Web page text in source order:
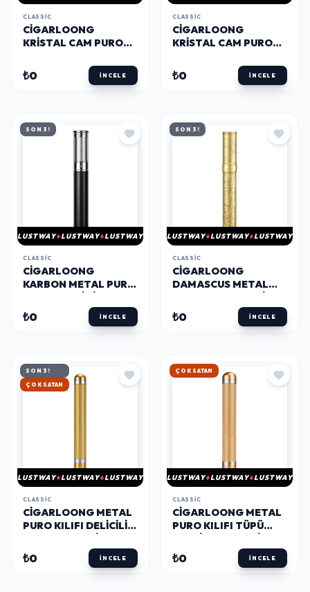
CLASSIC
CIGARLOONG
KRISTAL CAM PURO
SIYAH
₺0 İNCELE
CLASSIC
CIGARLOONG
KRISTAL CAM PURO
GOLD
₺0 İNCELE
SON 3!
LUSTWAY LUSTWAY LUSTWAY
CLASSIC
CIGARLOONG
KARBON METAL PURO
RING
₺0 İNCELE
SON 3!
LUSTWAY LUSTWAY LUSTWAY
CLASSIC
CIGARLOONG
DAMASCUS METAL
GOLD 56 RING
₺0 İNCELE
SON 3!
HIZLI KARGO
LUSTWAY LUSTWAY LUSTWAY
CLASSIC
CIGARLOONG METAL
PURO KILIFI DELICILI
56 RING
₺0 İNCELE
HIZLI KARGO
LUSTWAY LUSTWAY LUSTWAY
CLASSIC
CIGARLOONG METAL
PURO KILIFI TÜPÜ
₺0 İNCELE